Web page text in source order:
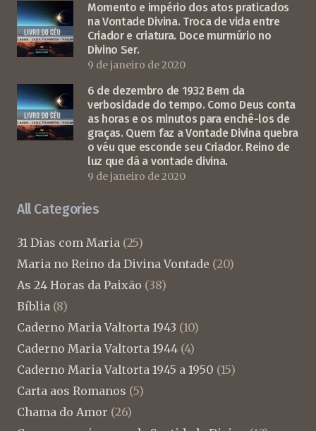
Momento e império dos atos praticados
na Vontade Divina. Troca de vida entre
Criador e criatura. Doce murmúrio no
Divino Ser.
9 de janeiro de 2020
6 de dezembro de 1932 Bem da
verbosidade do tempo. Como Deus conta
as horas e os minutos para enchê-los de
graças. Quem faz a Vontade Divina quebra
o véu que esconde seu Criador. Reino de
luz que dá a vontade divina.
9 de janeiro de 2020
All Categories
31 Dias com Maria (25)
Maria no Reino da Divina Vontade (20)
As 24 Horas da Paixão (38)
Bíblia (8)
Caderno Maria Valtorta 1943 (10)
Caderno Maria Valtorta 1944 (4)
Caderno Maria Valtorta 1945 a 1950 (15)
Carta aos Romanos (5)
Chama do Amor (26)